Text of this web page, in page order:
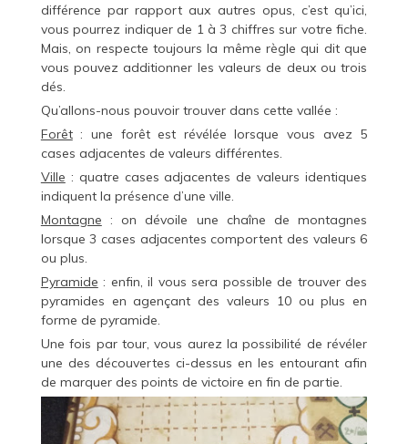
différence par rapport aux autres opus, c’est qu’ici,
vous pourrez indiquer de 1 à 3 chiffres sur votre fiche.
Mais, on respecte toujours la même règle qui dit que
vous pouvez additionner les valeurs de deux ou trois
dés.
Qu’allons-nous pouvoir trouver dans cette vallée :
Forêt: une forêt est révélée lorsque vous avez 5
cases adjacentes de valeurs différentes.
Ville : quatre cases adjacentes de valeurs identiques
indiquent la présence d’une ville.
Montagne : on dévoile une chaîne de montagnes
lorsque 3 cases adjacentes comportent des valeurs 6
ou plus.
Pyramide : enfin, il vous sera possible de trouver des
pyramides en agençant des valeurs 10 ou plus en
forme de pyramide.
Une fois par tour, vous aurez la possibilité de révéler
une des découvertes ci-dessus en les entourant afin
de marquer des points de victoire en fin de partie.